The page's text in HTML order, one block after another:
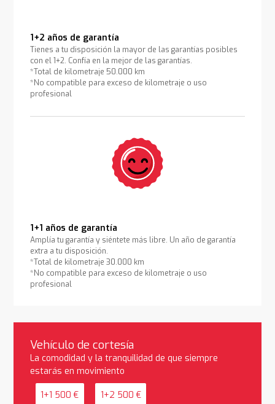
1+2 años de garantía
Tienes a tu disposición la mayor de las garantías posibles
con el 1+2. Confía en la mejor de las garantías.
*Total de kilometraje 50.000 km
*No compatible para exceso de kilometraje o uso
profesional
1+1 años de garantía
Amplía tu garantía y siéntete más libre. Un año de garantía
extra a tu disposición.
*Total de kilometraje 30.000 km
*No compatible para exceso de kilometraje o uso
profesional
Vehículo de cortesía
La comodidad y la tranquilidad de que siempre
estarás en movimiento
1+1 500 € 1+2 500 €